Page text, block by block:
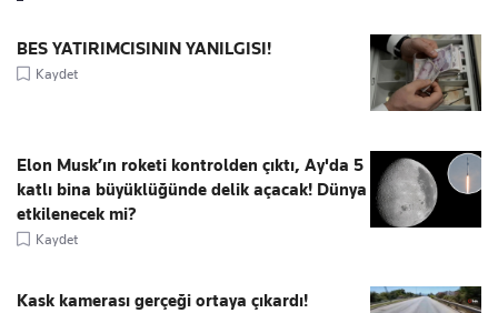
BES YATIRIMCISININ YANILGISI!
Kaydet
Elon Musk’ın roketi kontrolden çıktı, Ay'da 5
katlı bina büyüklüğünde delik açacak! Dünya
etkilenecek mi?
Kaydet
Kask kamerası gerçeği ortaya çıkardı!